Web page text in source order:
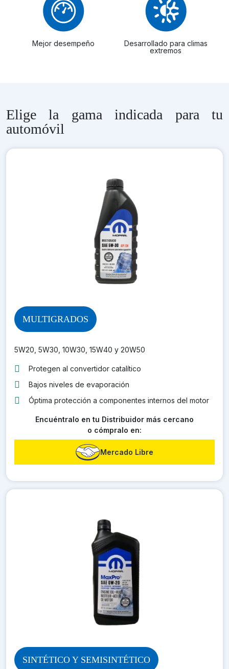
Mejor desempeño
Desarrollado para climas
extremos
Elige la gama indicada para tu
automóvil
MULTIGRADOS
5W20, 5W30, 10W30, 15W40 y 20W50
Protegen al convertidor catalítico
Bajos niveles de evaporación
Óptima protección a componentes internos del motor
Encuéntralo en tu Distribuidor más cercano
o cómpralo en:
Mercado Libre
SINTÉTICO Y SEMISINTÉTICO